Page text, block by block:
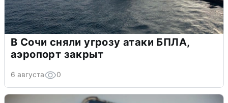
В Сочи сняли угрозу атаки БПЛА,
аэропорт закрыт
6 августа 0